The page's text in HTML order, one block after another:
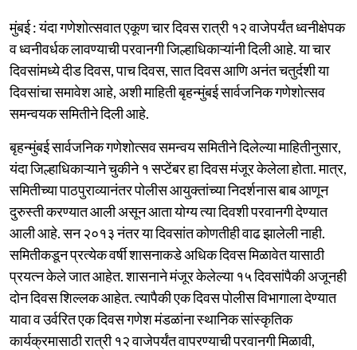
मुंबई : यंदा गणेशोत्सवात एकूण चार दिवस रात्री १२ वाजेपर्यंत ध्वनीक्षेपक
व ध्वनीवर्धक लावण्याची परवानगी जिल्हाधिकाऱ्यांनी दिली आहे. या चार
दिवसांमध्ये दीड दिवस, पाच दिवस, सात दिवस आणि अनंत चतुर्दशी या
दिवसांचा समावेश आहे, अशी माहिती बृहन्मुंबई सार्वजनिक गणेशोत्सव
समन्वयक समितीने दिली आहे.
बृहन्मुंबई सार्वजनिक गणेशोत्सव समन्वय समितीने दिलेल्या माहितीनुसार,
यंदा जिल्हाधिकाऱ्याने चुकीने १ सप्टेंबर हा दिवस मंजूर केलेला होता. मात्र,
समितीच्या पाठपुराव्यानंतर पोलीस आयुक्तांच्या निदर्शनास बाब आणून
दुरुस्ती करण्यात आली असून आता योग्य त्या दिवशी परवानगी देण्यात
आली आहे. सन २०१३ नंतर या दिवसांत कोणतीही वाढ झालेली नाही.
समितीकडून प्रत्येक वर्षी शासनाकडे अधिक दिवस मिळावेत यासाठी
प्रयत्न केले जात आहेत. शासनाने मंजूर केलेल्या १५ दिवसांपैकी अजूनही
दोन दिवस शिल्लक आहेत. त्यापैकी एक दिवस पोलीस विभागाला देण्यात
यावा व उर्वरित एक दिवस गणेश मंडळांना स्थानिक सांस्कृतिक
कार्यक्रमासाठी रात्री १२ वाजेपर्यंत वापरण्याची परवानगी मिळावी,